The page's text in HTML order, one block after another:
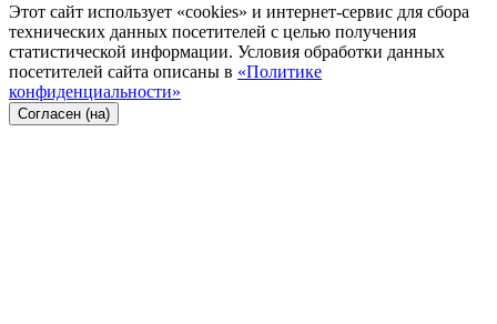
Этот сайт использует «cookies» и интернет-сервис для сбора
технических данных посетителей с целью получения
статистической информации. Условия обработки данных
посетителей сайта описаны в «Политике
конфиденциальности»
Согласен (на)